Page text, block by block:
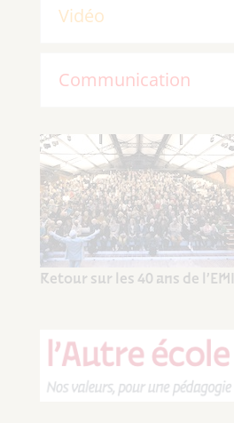
Vidéo
Communication
Retour sur les 40 ans de l’EMI